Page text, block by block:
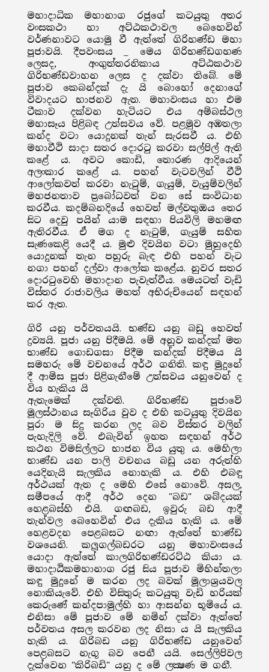
මහාදාධික මහානාග රජුගේ කටයුතු අතර
වංසකථා හා අට්ඨකථාවල බෙහෙවින්
වර්ණනාවට යොමු වී ඇත්තේ ගිරිහණ්ඩ මහා
පූජාවයි. දීපවංසය _ මෙය ගිරිභණ්ඩගහණ
ලෙසද, අංගුත්තරනිකාය අට්ඨකථාව
ගිරිභණ්ඩවාහන ලෙස ද දක්වා තිබේ. මේ
පූජාව කෙබන්දක් දැ යි බොහෝ දෙනාගේ
විවාදයට භාජනව ඇත. මහාවංසය හා එම
ටීකාව දක්වන හැටියට එය අම්බස්ථල
මහාසෑය පිළිබඳ උත්සවය වේ. පළමුව අඹතලා
කන්ද වටා යොදුනක් තැන් සැරසවී ය. එහි
මහාවීථි සාදා සතර දොරටු කරවා සල්පිල් ඇති
කළේ ය. අවට කොඩි, තොරණ ආදියෙන්
අලංකාර කළේ ය. පහන් වැටවලින් වීථි
ආලෝකවත් කරවා නැටුම්, ගැයුම්, වැයුම්වලින්
මහජනතාව ප්‍රබෝධවත් වන සේ සංවිධාන
කරවීය. කදම්බනදියේ හෙවත් මල්වතුඔය තෙර
සිට දෙවු පයින් යාම සඳහා පියවිලි මහමඟ
ඇතිරවීය. ඒ මග ද නැටුම්, ගැයුම් සහිත
සැණකෙළි යෙදී ය. මුළු දිවයින වටා මුහුදෙහි
යොදුනක් තැන පහුරු බැඳ එහි පහන් වැට
නගා පහන් දල්වා ආලෝක කළේය. නුවර සතර
දොරටුවෙහි මහාදාන පැවැත්වීය. මෙයටත් වැඩි
විස්තර රාජාවලිය මහත් අභිරුචියෙන් සඳහන්
කර ඇත.
ගිරි යනු පර්වතයයි. භණ්ඩ යනු බඩු හෙවත්
ද්‍රව්‍යයි. පූජා යනු පිදීමයි. මේ අනුව කන්දක් මත
භාණ්ඩ ගොඩගසා පිදීම කන්දක් පිදීමය යි
සමහරු මේ වචනයේ අර්ථ ගනිති. කඳු මුදුනේ
දී ආමිස පූජා පිළිගැනීමේ උත්සවය යනුවෙන් ද
විය හැකිය යි
ඇතැමෙක් දක්වති. ගිරිභණ්ඩ පූජාවේ
මූලස්ථානය සෑගිරිය වුව ද එහි කටයුතු දිවයින
පුරා ම සිදු කරන ලද බව විස්තර වලින්
පැහැදිලි වේ. එබැවින් ඉහත සඳහන් අර්ථ
කථන විමසිල්ලට භාජන විය යුතු ය. මෙහිලා
භාණ්ඩ යන පාලි වචනය බඩු යන අරුත්හි
යෙදිනැයි සැලකිය නොහැකි ය. එහි එබඳු
අර්ථයක් ඇත ද මෙහි එසේ නොවේ. අසල,
සමීපයේ ආදී අර්ථ දෙන "බඩ" ශබ්දයක්
හෙළබස්හි එයි. ගඟබඩ, ඉවුරු බඩ ආදී
තැන්වල බෙහෙවින් එය දැකිය හැකි ය. මේ
හෙළවදන පෙළබසට නඟා ඇත්තේ භාණ්ඩ
වශයෙනි. කලූගල්බඩරට යනු මහාවංසයේ
යොදා ඇත්තේ කාලගිරිභණ්ඩරට්ඨ කියා ය.
මහාදාඨිකමහානාග රජු සිය පූජාව මිහින්තලා
කඳු මුදුනේ ම කරන ලද බවක් මූලාශ්‍රයවල
නොකියැවේ. එහි විසිතුරු කටයුතු වැඩි හරියක්
කෙරුණේ කන්දපාමුල්හි හා ආසන්න භූමියේ ය.
එනිසා මේ පූජාව මේ නමින් දක්වා ඇත්තේ
පර්වතය අසල කරවන ලද නිසා ය යි සැලකිය
හැකි ය. ගිරිබඩ යනු ගිරිභණ්ඩ යනුවෙන්
පෙළබසට නැගූ බව පෙනී යයි. සෙල්ලිපිවල
දැක්වෙන "කිරිබඩි" යනු ද මේ ලක්‍ෂණ ම ගනී.